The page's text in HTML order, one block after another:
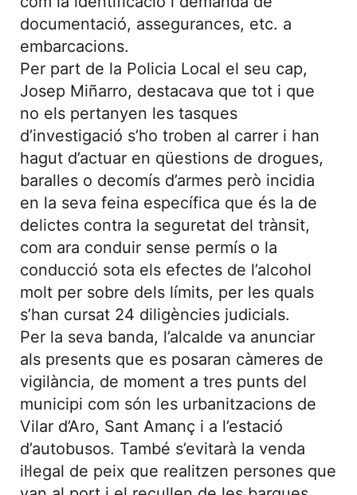
documentació, assegurances, etc. a
embarcacions.
Per part de la Policia Local el seu cap,
Josep Miñarro, destacava que tot i que
no els pertanyen les tasques
d’investigació s’ho troben al carrer i han
hagut d’actuar en qüestions de drogues,
baralles o decomís d’armes però incidia
en la seva feina específica que és la de
delictes contra la seguretat del trànsit,
com ara conduir sense permís o la
conducció sota els efectes de l’alcohol
molt per sobre dels límits, per les quals
s’han cursat 24 diligències judicials.
Per la seva banda, l’alcalde va anunciar
als presents que es posaran càmeres de
vigilància, de moment a tres punts del
municipi com són les urbanitzacions de
Vilar d’Aro, Sant Amanç i a l’estació
d’autobusos. També s’evitarà la venda
il·legal de peix que realitzen persones que